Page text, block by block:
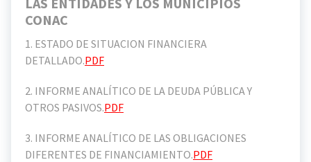
CONAC
1. ESTADO DE SITUACION FINANCIERA
DETALLADO.PDF
2. INFORME ANALÍTICO DE LA DEUDA PÚBLICA Y
OTROS PASIVOS.PDF
3. INFORME ANALÍTICO DE LAS OBLIGACIONES
DIFERENTES DE FINANCIAMIENTO.PDF